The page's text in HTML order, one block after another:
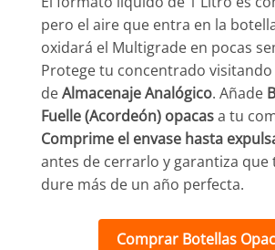
pero el aire que entra en la
oxidará el Multigrade en pocas
Protege tu concentrado
deAlmacenaje Analógico. Añade
Fuelle (Acordeón) opacasa tu
Comprime el envase hasta
antes de cerrarlo y garantiza que
dure más de un año perfecta.
Comprar Botellas